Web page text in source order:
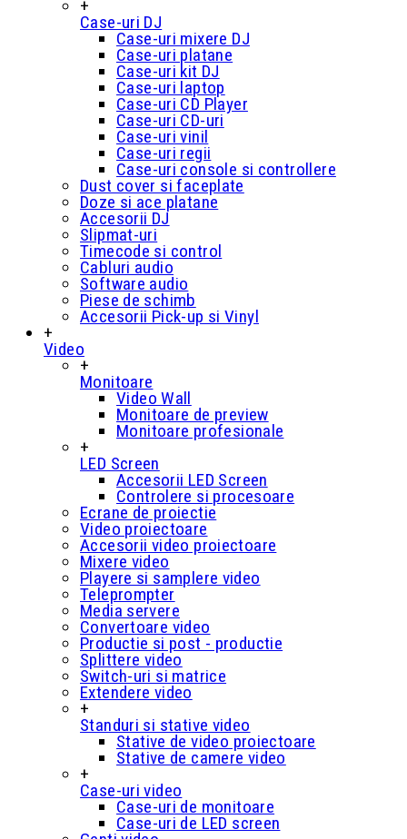
+
Case-uri DJ
Case-uri mixere DJ
Case-uri platane
Case-uri kit DJ
Case-uri laptop
Case-uri CD Player
Case-uri CD-uri
Case-uri vinil
Case-uri regii
Case-uri console si controllere
Dust cover si faceplate
Doze si ace platane
Accesorii DJ
Slipmat-uri
Timecode si control
Cabluri audio
Software audio
Piese de schimb
Accesorii Pick-up si Vinyl
+
Video
+
Monitoare
Video Wall
Monitoare de preview
Monitoare profesionale
+
LED Screen
Accesorii LED Screen
Controlere si procesoare
Ecrane de proiectie
Video proiectoare
Accesorii video proiectoare
Mixere video
Playere si samplere video
Teleprompter
Media servere
Convertoare video
Productie si post - productie
Splittere video
Switch-uri si matrice
Extendere video
+
Standuri si stative video
Stative de video proiectoare
Stative de camere video
+
Case-uri video
Case-uri de monitoare
Case-uri de LED screen